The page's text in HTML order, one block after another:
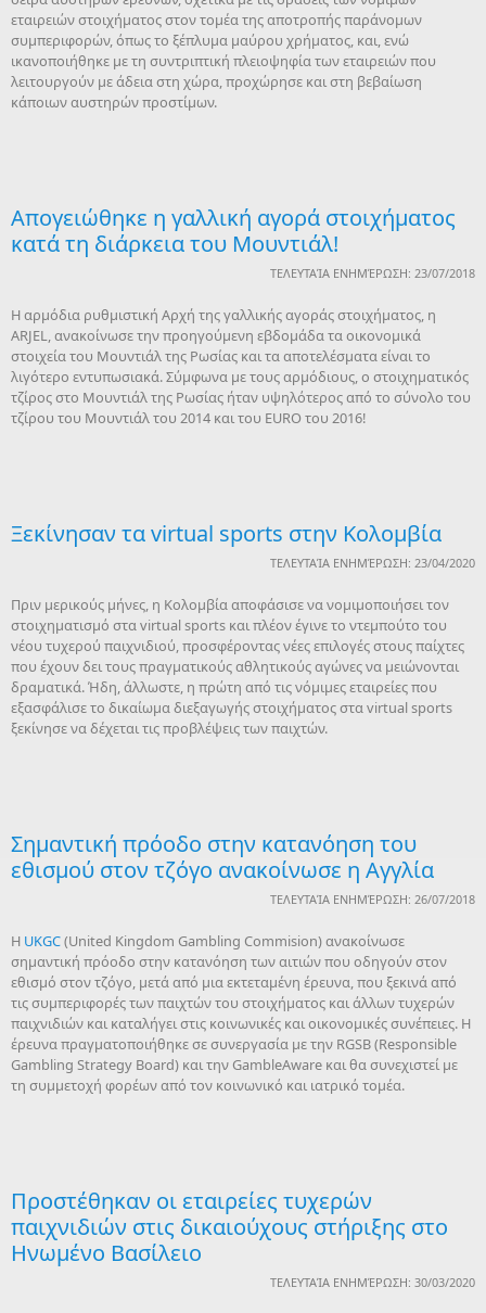
εταιρειών στοιχήματος στον τομέα της αποτροπής παράνομων
συμπεριφορών, όπως το ξέπλυμα μαύρου χρήματος, και, ενώ
ικανοποιήθηκε με τη συντριπτική πλειοψηφία των εταιρειών που
λειτουργούν με άδεια στη χώρα, προχώρησε και στη βεβαίωση
κάποιων αυστηρών προστίμων.
Απογειώθηκε η γαλλική αγορά στοιχήματος
κατά τη διάρκεια του Μουντιάλ!
ΤΕΛΕΥΤΑΊΑ ΕΝΗΜΈΡΩΣΗ: 23/07/2018
Η αρμόδια ρυθμιστική Αρχή της γαλλικής αγοράς στοιχήματος, η
ARJEL, ανακοίνωσε την προηγούμενη εβδομάδα τα οικονομικά
στοιχεία του Μουντιάλ της Ρωσίας και τα αποτελέσματα είναι το
λιγότερο εντυπωσιακά. Σύμφωνα με τους αρμόδιους, ο στοιχηματικός
τζίρος στο Μουντιάλ της Ρωσίας ήταν υψηλότερος από το σύνολο του
τζίρου του Μουντιάλ του 2014 και του EURO του 2016!
Ξεκίνησαν τα virtual sports στην Κολομβία
ΤΕΛΕΥΤΑΊΑ ΕΝΗΜΈΡΩΣΗ: 23/04/2020
Πριν μερικούς μήνες, η Κολομβία αποφάσισε να νομιμοποιήσει τον
στοιχηματισμό στα virtual sports και πλέον έγινε το ντεμπούτο του
νέου τυχερού παιχνιδιού, προσφέροντας νέες επιλογές στους παίχτες
που έχουν δει τους πραγματικούς αθλητικούς αγώνες να μειώνονται
δραματικά. Ήδη, άλλωστε, η πρώτη από τις νόμιμες εταιρείες που
εξασφάλισε το δικαίωμα διεξαγωγής στοιχήματος στα virtual sports
ξεκίνησε να δέχεται τις προβλέψεις των παιχτών.
Σημαντική πρόοδο στην κατανόηση του
εθισμού στον τζόγο ανακοίνωσε η Αγγλία
ΤΕΛΕΥΤΑΊΑ ΕΝΗΜΈΡΩΣΗ: 26/07/2018
Η UKGC(United Kingdom Gambling Commision) ανακοίνωσε
σημαντική πρόοδο στην κατανόηση των αιτιών που οδηγούν στον
εθισμό στον τζόγο, μετά από μια εκτεταμένη έρευνα, που ξεκινά από
τις συμπεριφορές των παιχτών του στοιχήματος και άλλων τυχερών
παιχνιδιών και καταλήγει στις κοινωνικές και οικονομικές συνέπειες. Η
έρευνα πραγματοποιήθηκε σε συνεργασία με την RGSB (Responsible
Gambling Strategy Board) και την GambleAware και θα συνεχιστεί με
τη συμμετοχή φορέων από τον κοινωνικό και ιατρικό τομέα.
Προστέθηκαν οι εταιρείες τυχερών
παιχνιδιών στις δικαιούχους στήριξης στο
Ηνωμένο Βασίλειο
ΤΕΛΕΥΤΑΊΑ ΕΝΗΜΈΡΩΣΗ: 30/03/2020